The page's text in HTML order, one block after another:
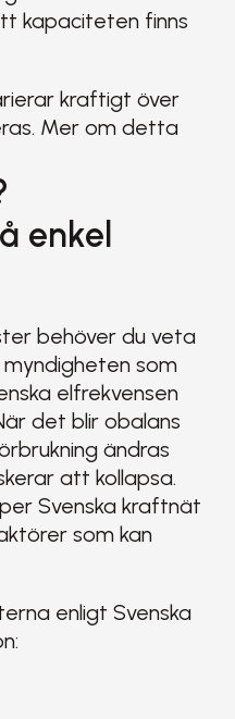
kapaciteten finns
kraftigt över
Mer om detta
enkel
behöver du veta
som
elfrekvensen
det blir obalans
ändras
att kollapsa.
Svenska kraftnät
som kan
enligt Svenska